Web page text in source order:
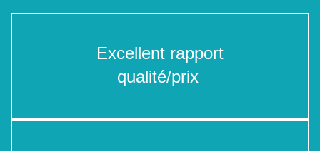
Excellent rapport
qualité/prix